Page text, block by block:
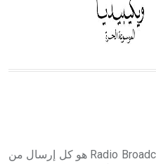
ويسمى الش
اللفظ تم اعتمادها مصطلحاً
البث الإذاعي البث الإذاعي Radio Broadcasting هو كل إرسال من